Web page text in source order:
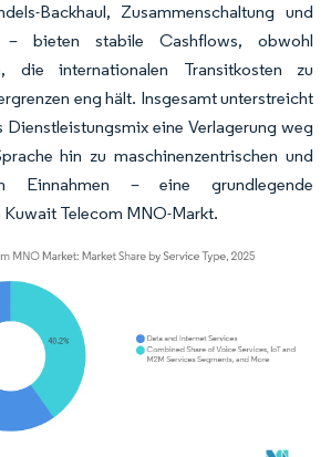
Backhaul, Zusammenschaltung und
– bieten stabile Cashflows, obwohl
die internationalen Transitkosten zu
eng hält. Insgesamt unterstreicht
eine Verlagerung weg
hin zu maschinenzentrischen und
Einnahmen – eine grundlegende
Kuwait Telecom MNO-Markt.